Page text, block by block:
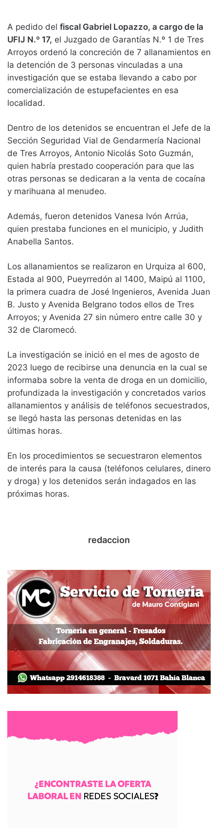
A pedido del fiscal Gabriel Lopazzo, a cargo de la
UFIJ N.º 17, el Juzgado de Garantías N.º 1 de Tres
Arroyos ordenó la concreción de 7 allanamientos en
la detención de 3 personas vinculadas a una
investigación que se estaba llevando a cabo por
comercialización de estupefacientes en esa
localidad.
Dentro de los detenidos se encuentran el Jefe de la
Sección Seguridad Vial de Gendarmería Nacional
de Tres Arroyos, Antonio Nicolás Soto Guzmán,
quien habría prestado cooperación para que las
otras personas se dedicaran a la venta de cocaína
y marihuana al menudeo.
Además, fueron detenidos Vanesa Ivón Arrúa,
quien prestaba funciones en el municipio, y Judith
Anabella Santos.
Los allanamientos se realizaron en Urquiza al 600,
Estada al 900, Pueyrredón al 1400, Maipú al 1100,
la primera cuadra de José Ingenieros, Avenida Juan
B. Justo y Avenida Belgrano todos ellos de Tres
Arroyos; y Avenida 27 sin número entre calle 30 y
32 de Claromecó.
La investigación se inició en el mes de agosto de
2023 luego de recibirse una denuncia en la cual se
informaba sobre la venta de droga en un domicilio,
profundizada la investigación y concretados varios
allanamientos y análisis de teléfonos secuestrados,
se llegó hasta las personas detenidas en las
últimas horas.
En los procedimientos se secuestraron elementos
de interés para la causa (teléfonos celulares, dinero
y droga) y los detenidos serán indagados en las
próximas horas.
redaccion